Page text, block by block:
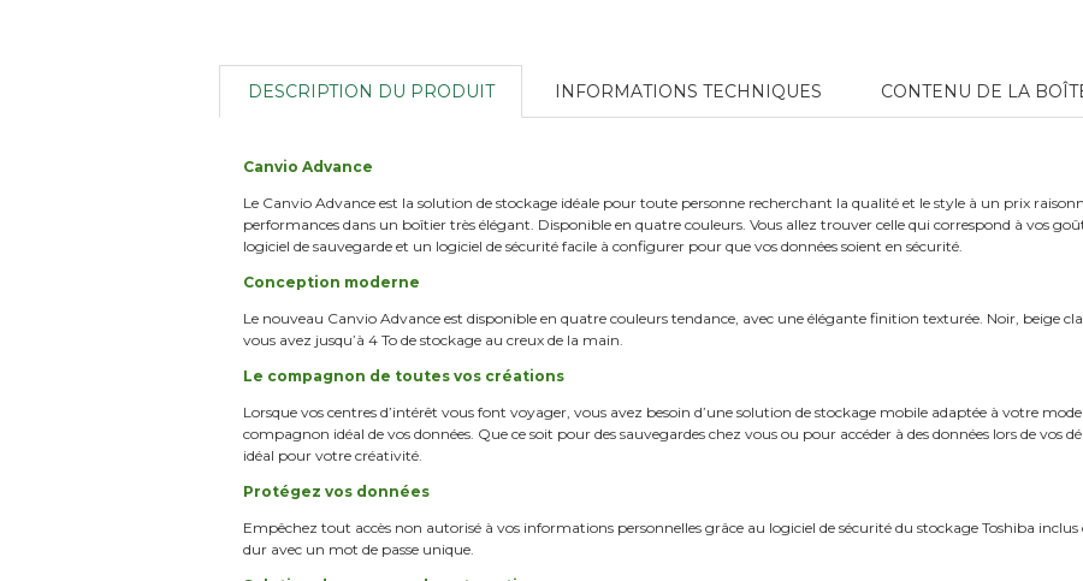
DESCRIPTION DU PRODUIT
Canvio Advance
Le Canvio Advance est la solution de stockage idéale pour toute personne recherchant la qualité et le style à un prix
performances dans un boîtier très élégant. Disponible en quatre couleurs. Vous allez trouver celle qui correspond à vos
logiciel de sauvegarde et un logiciel de sécurité facile à configurer pour que vos données soient en sécurité.
Conception moderne
Le nouveau Canvio Advance est disponible en quatre couleurs tendance, avec une élégante finition texturée. Noir, beige
vous avez jusqu’à 4 To de stockage au creux de la main.
Le compagnon de toutes vos créations
Lorsque vos centres d’intérêt vous font voyager, vous avez besoin d’une solution de stockage mobile adaptée à votre
compagnon idéal de vos données. Que ce soit pour des sauvegardes chez vous ou pour accéder à des données lors de vos
idéal pour votre créativité.
Protégez vos données
Empêchez tout accès non autorisé à vos informations personnelles grâce au logiciel de sécurité du stockage Toshiba
dur avec un mot de passe unique.
INFORMATIONS TECHNIQUES CONTENU DE LA